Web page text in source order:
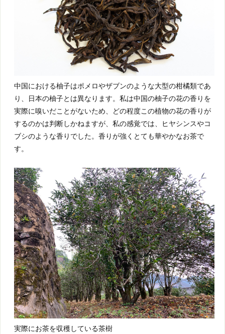
中国における柚子はポメロやザブンのような大型の柑橘類であ
り、日本の柚子とは異なります。私は中国の柚子の花の香りを
実際に嗅いだことがないため、どの程度この植物の花の香りが
するのかは判断しかねますが、私の感覚では、ヒヤシンスやコ
ブシのような香りでした。香りが強くとても華やかなお茶で
す。
実際にお茶を収穫している茶樹